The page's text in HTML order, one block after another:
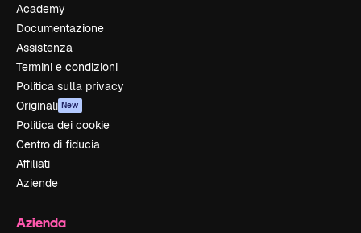
Academy
Documentazione
Assistenza
Termini e condizioni
Politica sulla privacy
Originali New
Politica dei cookie
Centro di fiducia
Affiliati
Aziende
Azienda